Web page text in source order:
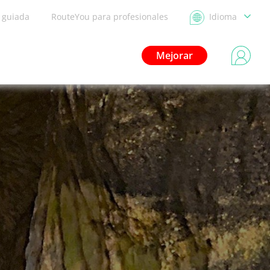
RouteYou para profesionales Idioma
Mejorar